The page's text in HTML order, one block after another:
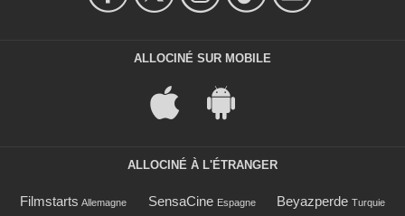
ALLOCINÉ SUR MOBILE
ALLOCINÉ À L'ÉTRANGER
Filmstarts Allemagne SensaCine Espagne Beyazperde Turquie